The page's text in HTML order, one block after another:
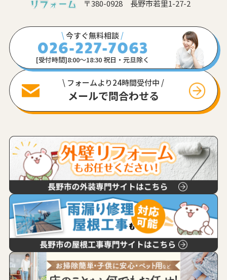
〒380-0928 長野市若里1-27-2
\今すぐ無料相談 /
[受付時間]8:00〜18:30 祝日・元旦除く
\ フォームより24時間受付中 /
メールで問合わせる